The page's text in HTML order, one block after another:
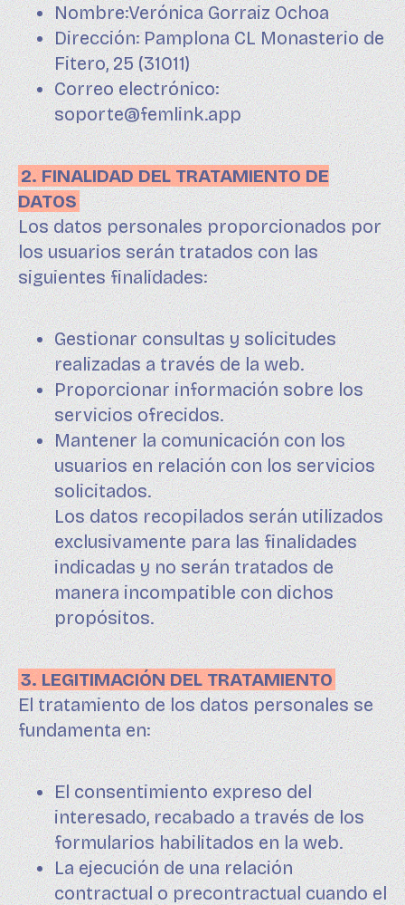
Nombre:Verónica Gorraiz Ochoa
Dirección: Pamplona CL Monasterio de
Fitero, 25 (31011)
Correo electrónico:
soporte@femlink.app
2. FINALIDAD DEL TRATAMIENTO DE
DATOS
Los datos personales proporcionados por
los usuarios serán tratados con las
siguientes finalidades:
Gestionar consultas y solicitudes
realizadas a través de la web.
Proporcionar información sobre los
servicios ofrecidos.
Mantener la comunicación con los
usuarios en relación con los servicios
solicitados.
Los datos recopilados serán utilizados
exclusivamente para las finalidades
indicadas y no serán tratados de
manera incompatible con dichos
propósitos.
3. LEGITIMACIÓN DEL TRATAMIENTO
El tratamiento de los datos personales se
fundamenta en:
El consentimiento expreso del
interesado, recabado a través de los
formularios habilitados en la web.
La ejecución de una relación
contractual o precontractual cuando el